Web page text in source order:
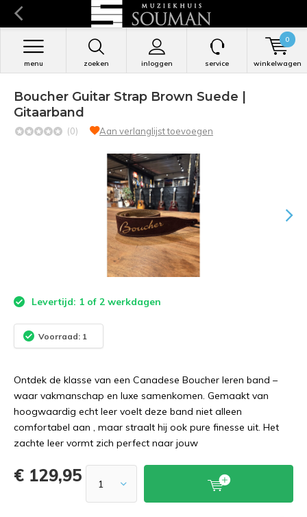
zoeken inloggen
menu service winkelwagen
0
Boucher Guitar Strap Brown Suede |
Gitaarband
(0) Aan verlanglijst toevoegen
Levertijd: 1 of 2 werkdagen
Voorraad: 1
Ontdek de klasse van een Canadese Boucher leren band –
waar vakmanschap en luxe samenkomen. Gemaakt van
hoogwaardig echt leer voelt deze band niet alleen
comfortabel aan , maar straalt hij ook pure finesse uit. Het
zachte leer vormt zich perfect naar jouw
€ 129,95